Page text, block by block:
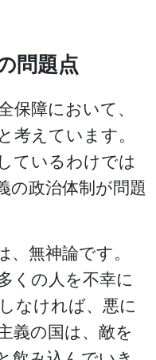
問題点
保障において、
考えています。
ているわけでは
の政治体制が問題
、無神論です。
くの人を不幸に
なければ、悪に
義の国は、敵を